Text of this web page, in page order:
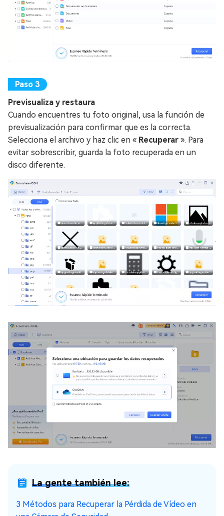
Previsualiza y restaura
Cuando encuentres tu foto original, usa la función de
previsualización para confirmar que es la correcta.
Selecciona el archivo y haz clic en « Recuperar ». Para
evitar sobrescribir, guarda la foto recuperada en un
disco diferente.
La gente también lee:
3 Métodos para Recuperar la Pérdida de Vídeo en